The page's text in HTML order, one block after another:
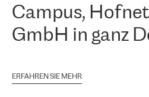
Campus,
GmbH in ganz
ERFAHREN SIE MEHR